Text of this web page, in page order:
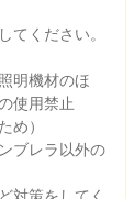
てください。
明機材のほ
使用禁止
め）
ブレラ以外の
対策をしてく